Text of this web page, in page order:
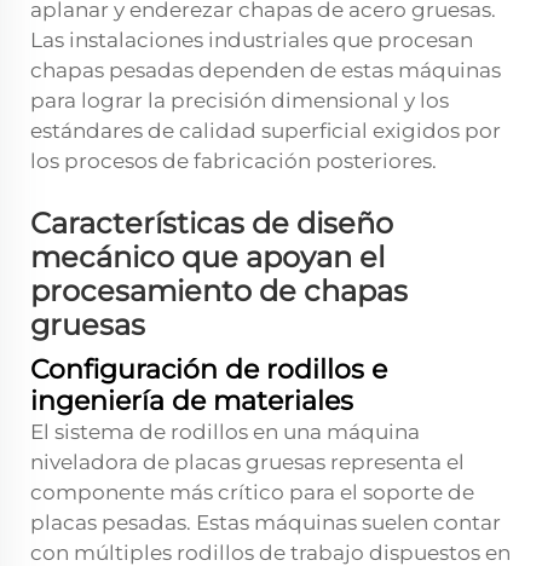
aplanar y enderezar chapas de acero gruesas.
Las instalaciones industriales que procesan
chapas pesadas dependen de estas máquinas
para lograr la precisión dimensional y los
estándares de calidad superficial exigidos por
los procesos de fabricación posteriores.
Características de diseño
mecánico que apoyan el
procesamiento de chapas
gruesas
Configuración de rodillos e
ingeniería de materiales
El sistema de rodillos en una máquina
niveladora de placas gruesas representa el
componente más crítico para el soporte de
placas pesadas. Estas máquinas suelen contar
con múltiples rodillos de trabajo dispuestos en